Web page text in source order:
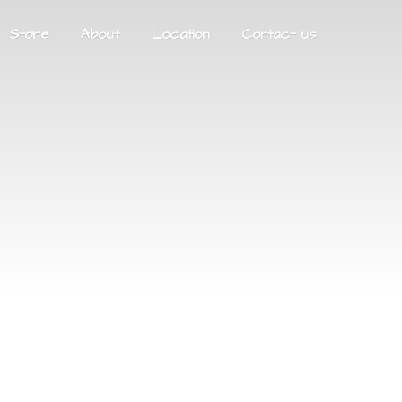
Store About Location Contact us